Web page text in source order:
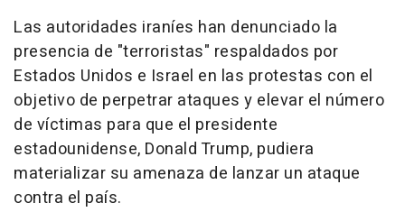
Las autoridades iraníes han denunciado la
presencia de "terroristas" respaldados por
Estados Unidos e Israel en las protestas con el
objetivo de perpetrar ataques y elevar el número
de víctimas para que el presidente
estadounidense, Donald Trump, pudiera
materializar su amenaza de lanzar un ataque
contra el país.